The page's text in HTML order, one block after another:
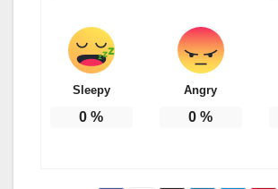
Sleepy
0 %
Angry
0 %